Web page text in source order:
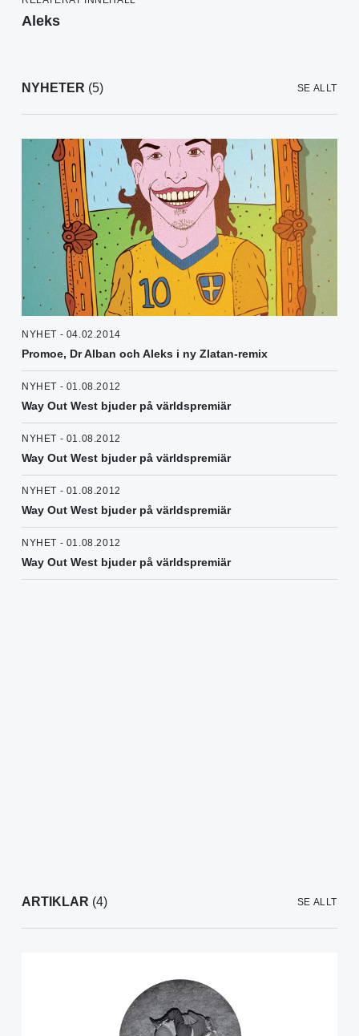
Aleks
NYHETER (5) SE ALLT
NYHET - 04.02.2014
Promoe, Dr Alban och Aleks i ny Zlatan-remix
NYHET - 01.08.2012
Way Out West bjuder på världspremiär
NYHET - 01.08.2012
Way Out West bjuder på världspremiär
NYHET - 01.08.2012
Way Out West bjuder på världspremiär
NYHET - 01.08.2012
Way Out West bjuder på världspremiär
ARTIKLAR (4) SE ALLT